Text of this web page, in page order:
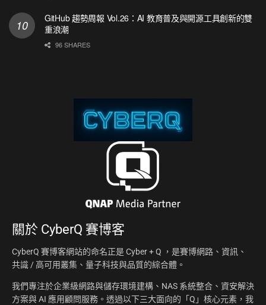
GitHub 趨勢周報 Vol.26：AI 教育普及與開源工具創新的雙
重浪潮
96 SHARES
關於 CyberQ 賽博客
CyberQ 賽博客網站的命名正是 Cyber + Q ，是賽博網路、資訊、
共識 / 高可用叢集、量子科技與品質的綜合體。
我們專注於企業級網路與儲存環境建構、NAS 系統整合、資安解決
方案與 AI 應用顧問服務。透過以下三大面向的「Q」核心元素，我